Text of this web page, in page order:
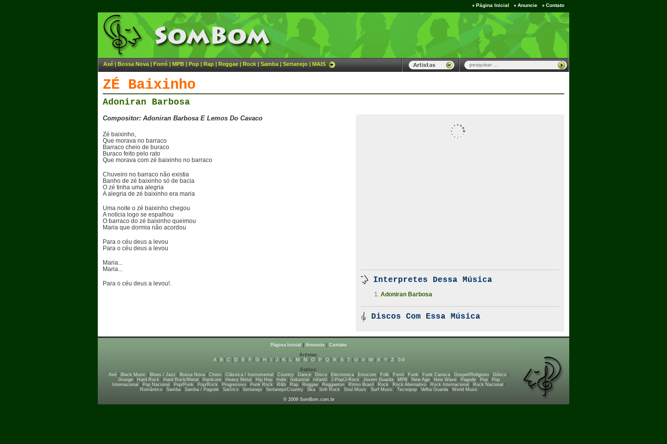
Página Inicial Anuncie Contato
Axé | Bossa Nova | Forró | MPB | Pop | Rap | Reggae | Rock | Samba | Sertanejo | MAIS
ZÉ Baixinho
Adoniran Barbosa
Compositor: Adoniran Barbosa E Lemos Do Cavaco
Zé baixinho,
Que morava no barraco
Barraco cheio de buraco
Buraco feito pelo rato
Que morava com zé baixinho no barraco
Chuveiro no barraco não existia
Banho de zé baixinho só de bacia
O zé tinha uma alegria
A alegria de zé baixinho era maria
Uma noite o zé baixinho chegou
A notícia logo se espalhou
O barraco do zé baixinho queimou
Maria que dormia não acordou
Para o céu deus a levou
Para o céu deus a levou
Maria...
Maria...
Para o céu deus a levou!. Interpretes Dessa Música
Adoniran Barbosa
Discos Com Essa Música
Página Inicial Anuncie
Contato
Artistas:
A| B| C D E| F G| H J K| L| M N O| P| Q| R S| T| U V| W| X| Y| Z
0-9
Estilos:
Axé
Black Music Blues / Jazz Bossa Nova Choro Clássica / Instrumental Country Dance Disco Electronica Emocore Folk Forró Funk Funk Carioca Gospel/Religioso Gótico
Grunge| Hard Rock| Hard Rock/Metal Hardcore| Heavy Metal Hip Hop| Indie| Industrial Infantil J-Pop/J-Rock| Jovem Guarda| MPB| New Age| New Wave| Pagode| Pop|
Pop
Internacional
Pop Nacional Pop/Punk| Pop/Rock| Progressivo| Punk Rock| R&b| Rap| Reggae| Reggaeton| Ritmo Brasil Rock| Rock Alternativo| Rock Internacional Rock Nacional
Romântico| Samba| Samba / Pagode| Satírico| Sertanejo| Sertanejo/Country| Ska| Soft Rock| Soul Music Surf Music Tecnopop| Velha Guarda| World Music
© 2009 SomBom.com.br